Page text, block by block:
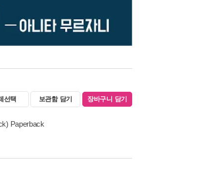
선택 보관함 담기 장바구니 담기
Paperback